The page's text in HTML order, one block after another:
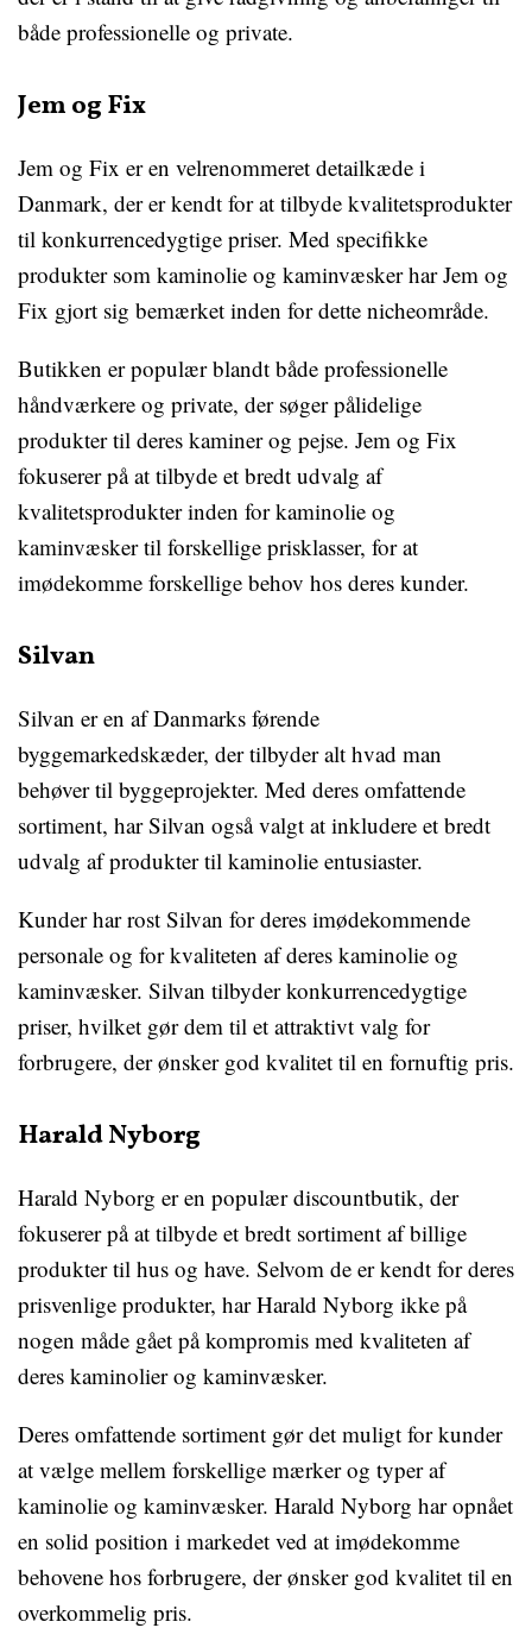
både professionelle og private.
Jem og Fix
Jem og Fix er en velrenommeret detailkæde i
Danmark, der er kendt for at tilbyde kvalitetsprodukter
til konkurrencedygtige priser. Med specifikke
produkter som kaminolie og kaminvæsker har Jem og
Fix gjort sig bemærket inden for dette nicheområde.
Butikken er populær blandt både professionelle
håndværkere og private, der søger pålidelige
produkter til deres kaminer og pejse. Jem og Fix
fokuserer på at tilbyde et bredt udvalg af
kvalitetsprodukter inden for kaminolie og
kaminvæsker til forskellige prisklasser, for at
imødekomme forskellige behov hos deres kunder.
Silvan
Silvan er en af Danmarks førende
byggemarkedskæder, der tilbyder alt hvad man
behøver til byggeprojekter. Med deres omfattende
sortiment, har Silvan også valgt at inkludere et bredt
udvalg af produkter til kaminolie entusiaster.
Kunder har rost Silvan for deres imødekommende
personale og for kvaliteten af deres kaminolie og
kaminvæsker. Silvan tilbyder konkurrencedygtige
priser, hvilket gør dem til et attraktivt valg for
forbrugere, der ønsker god kvalitet til en fornuftig pris.
Harald Nyborg
Harald Nyborg er en populær discountbutik, der
fokuserer på at tilbyde et bredt sortiment af billige
produkter til hus og have. Selvom de er kendt for deres
prisvenlige produkter, har Harald Nyborg ikke på
nogen måde gået på kompromis med kvaliteten af
deres kaminolier og kaminvæsker.
Deres omfattende sortiment gør det muligt for kunder
at vælge mellem forskellige mærker og typer af
kaminolie og kaminvæsker. Harald Nyborg har opnået
en solid position i markedet ved at imødekomme
behovene hos forbrugere, der ønsker god kvalitet til en
overkommelig pris.